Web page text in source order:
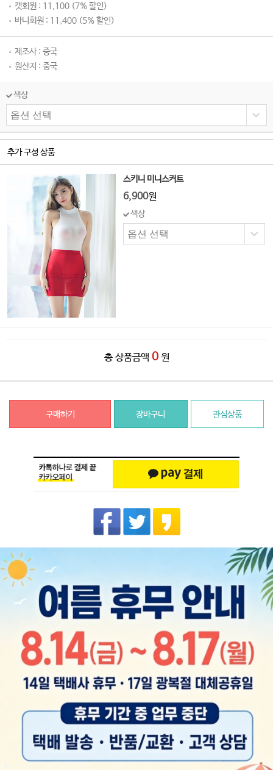
캣회원 : 11,100 (7% 할인)
바니회원 : 11,400 (5% 할인)
제조사 : 중국
원산지 : 중국
색상
추가 구성 상품
스키니 미니스커트
6,900원
색상
총 상품금액 0 원
구매하기 장바구니 관심상품